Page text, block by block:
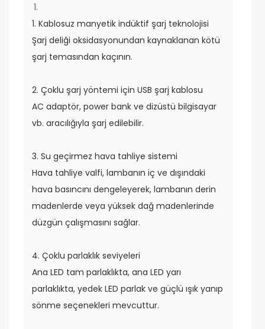
1. Kablosuz manyetik indüktif şarj teknolojisi
Şarj deliği oksidasyonundan kaynaklanan kötü
şarj temasından kaçının.
2. Çoklu şarj yöntemi için USB şarj kablosu
AC adaptör, power bank ve dizüstü bilgisayar
vb. aracılığıyla şarj edilebilir.
3. Su geçirmez hava tahliye sistemi
Hava tahliye valfi, lambanın iç ve dışındaki
hava basıncını dengeleyerek, lambanın derin
madenlerde veya yüksek dağ madenlerinde
düzgün çalışmasını sağlar.
4. Çoklu parlaklık seviyeleri
Ana LED tam parlaklıkta, ana LED yarı
parlaklıkta, yedek LED parlak ve güçlü ışık yanıp
sönme seçenekleri mevcuttur.